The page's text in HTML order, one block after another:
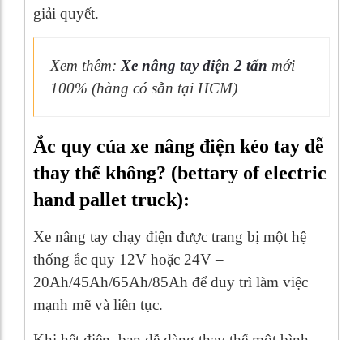
giải quyết.
Xem thêm: Xe nâng tay điện 2 tấn mới
100% (hàng có sẵn tại HCM)
Ắc quy của xe nâng điện kéo tay dễ
thay thế không? (bettary of electric
hand pallet truck):
Xe nâng tay chạy điện được trang bị một hệ
thống ắc quy 12V hoặc 24V –
20Ah/45Ah/65Ah/85Ah để duy trì làm việc
mạnh mẽ và liên tục.